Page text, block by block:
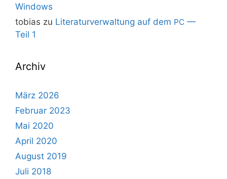
Windows
tobias zu Literaturverwaltung auf dem PC —
Teil 1
Archiv
März 2026
Februar 2023
Mai 2020
April 2020
August 2019
Juli 2018